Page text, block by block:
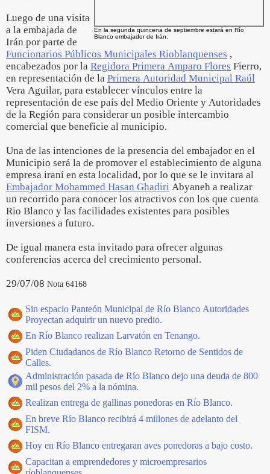
En la segunda quincena de septiembre estará en Río
Blanco embajador de Irán.
Luego de una visita
a la embajada de
Irán por parte de
Funcionarios Públicos Municipales Rioblanquenses ,
encabezados por la Regidora Primera Amparo Flores Fierro,
en representación de la Primera Autoridad Municipal Raúl
Vera Aguilar, para establecer vínculos entre la
representación de ese país del Medio Oriente y Autoridades
de la Región para considerar un posible intercambio
comercial que beneficie al municipio.
Una de las intenciones de la presencia del embajador en el
Municipio será la de promover el establecimiento de alguna
empresa iraní en esta localidad, por lo que se le invitara al
Embajador Mohammed Hasan Ghadiri Abyaneh a realizar
un recorrido para conocer los atractivos con los que cuenta
Rio Blanco y las facilidades existentes para posibles
inversiones a futuro.
De igual manera esta invitado para ofrecer algunas
conferencias acerca del crecimiento personal.
29/07/08 Nota 64168
Sin espacio Panteón Municipal de Río Blanco Autoridades
Proyectan adquirir un nuevo predio.
En Río Blanco realizan Larvatón en Tenango.
Piden Ciudadanos de Río Blanco Retorno de Sentidos de
Calles.
Administración pasada de Río Blanco dejo una deuda de 800
mil pesos del 2% a la nómina.
Realizan entrega de gallinas ponedoras en Río Blanco.
En breve Río Blanco recibirá 4 millones de adelanto del
FISM.
Hoy en Río Blanco entregaran aves ponedoras a bajo costo.
Capacitan a emprendedores y microempresarios